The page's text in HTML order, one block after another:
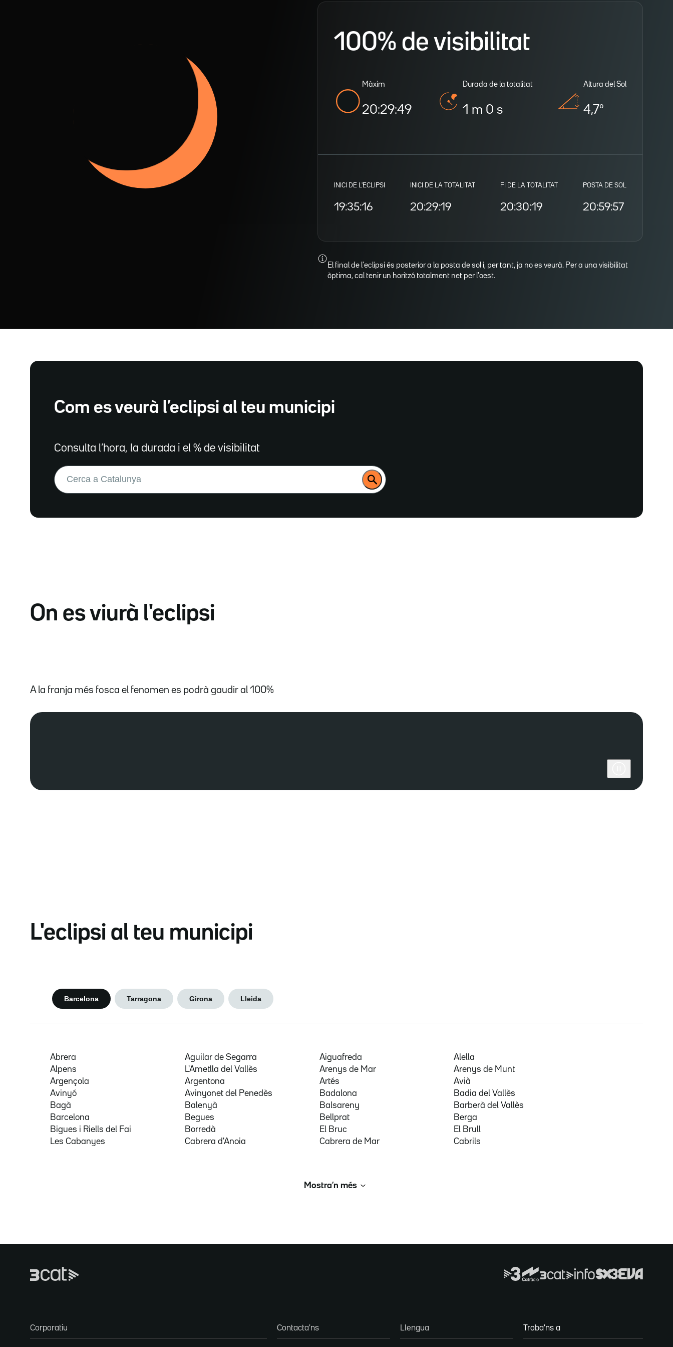
100% de visibilitat
Màxim
20:29:49
Durada de la totalitat
1 m 0 s
Altura del Sol
4,7º
INICI DE L'ECLIPSI
19:35:16
INICI DE LA TOTALITAT
20:29:19
FI DE LA TOTALITAT
20:30:19
POSTA DE SOL
20:59:57
El final de l'eclipsi és posterior a la posta de sol i, per tant, ja no es veurà. Per a una visibilitat
òptima, cal tenir un horitzó totalment net per l'oest.
Com es veurà l’eclipsi al teu municipi
Consulta l’hora, la durada i el % de visibilitat
Buscar:
On es viurà l'eclipsi
A la franja més fosca el fenomen es podrà gaudir al 100%
L'eclipsi al teu municipi
Barcelona Tarragona Girona Lleida
Abrera Aguilar de Segarra Aiguafreda
Alella
Alpens
L'Ametlla del Vallès Arenys de Mar
Arenys de Munt
Argençola
Argentona Artés
Avià
Avinyó
Avinyonet del Penedès Badalona
Badia del Vallès
Bagà
Balenyà Balsareny
Barberà del Vallès
Barcelona
Begues Bellprat
Berga
Bigues i Riells del Fai
Borredà El Bruc
El Brull
Les Cabanyes
Cabrera d'Anoia Cabrera de Mar Cabrils
Mostra’n més
Corporatiu Contacta'ns Llengua Troba'ns a